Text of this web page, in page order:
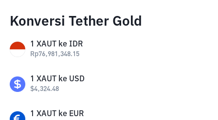
Konversi Tether Gold
1 XAUT ke IDR
Rp76,981,348.15
1 XAUT ke USD
$4,324.48
1 XAUT ke EUR